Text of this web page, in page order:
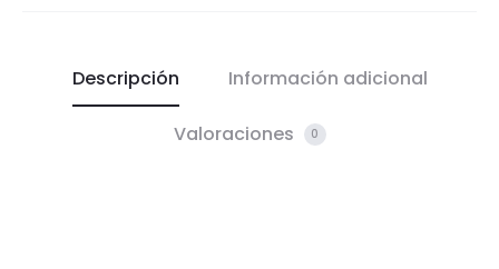
Descripción Información adicional
Valoraciones 0